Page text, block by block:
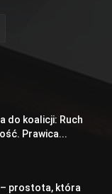
do koalicji: Ruch
Prawica...
prostota, która